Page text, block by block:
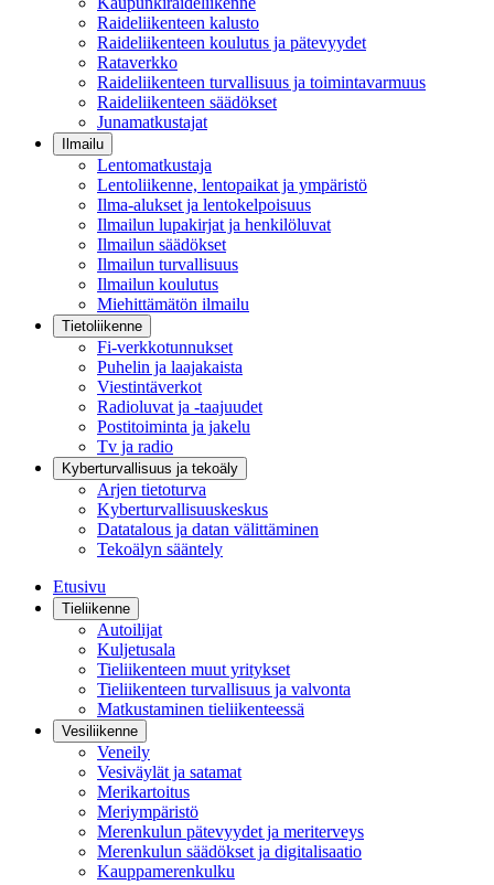
Raideliikenteen kalusto
Raideliikenteen koulutus ja pätevyydet
Rataverkko
Raideliikenteen turvallisuus ja toimintavarmuus
Raideliikenteen säädökset
Junamatkustajat
Ilmailu
Lentomatkustaja
Lentoliikenne, lentopaikat ja ympäristö
Ilma-alukset ja lentokelpoisuus
Ilmailun lupakirjat ja henkilöluvat
Ilmailun säädökset
Ilmailun turvallisuus
Ilmailun koulutus
Miehittämätön ilmailu
Tietoliikenne
Fi-verkkotunnukset
Puhelin ja laajakaista
Viestintäverkot
Radioluvat ja -taajuudet
Postitoiminta ja jakelu
Tv ja radio
Kyberturvallisuus ja tekoäly
Arjen tietoturva
Kyberturvallisuuskeskus
Datatalous ja datan välittäminen
Tekoälyn sääntely
Etusivu
Tieliikenne
Autoilijat
Kuljetusala
Tieliikenteen muut yritykset
Tieliikenteen turvallisuus ja valvonta
Matkustaminen tieliikenteessä
Vesiliikenne
Veneily
Vesiväylät ja satamat
Merikartoitus
Meriympäristö
Merenkulun pätevyydet ja meriterveys
Merenkulun säädökset ja digitalisaatio
Kauppamerenkulku